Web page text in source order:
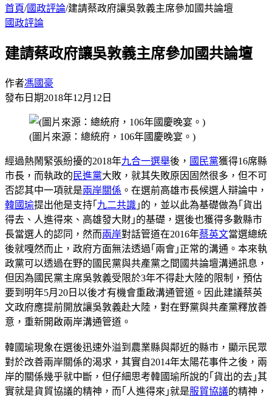
首頁/國政評論/建請蔡政府讓吳敦義主席參加國共論壇
國政評論
建請蔡政府讓吳敦義主席參加國共論壇
作者馮國豪
發布日期2018年12月12日
(圖片來源：總統府，106年國慶晚宴。)
經過熱鬧緊張紛擾的2018年九合一選舉後， 國民黨獲得16席縣
市長，而執政的 民進黨大敗，就其失敗原因固然很多，但不可
否認其中一項就是兩岸關係 。在選前高雄市長候選人辯論中，
韓國瑜提出他是支持｢ 九二共識 ｣的，並以此為基礎做為｢貨出
得去、人進得來、高雄發大財｣的基礎，選後也獲得多數縣市
長當選人的認同，然而兩岸對話管道在2016年蔡英文當選總統
後就嘎然而止，政府方面無法透過｢兩會｣正常的溝通。本來執
政黨可以透過在野的國民黨與共產黨之間國共論壇溝通訊息，
但因為國民黨主席吳敦義受限於3年不得赴大陸的限制，預估
要到明年5月20日以後才有機會重啟溝通管道。因此建議蔡英
文政府應提前開放讓吳敦義赴大陸，對在野黨與共產黨釋放善
意，重新開啟兩岸溝通管道。
韓國瑜現象在選後迅速外溢到農業縣與鄰近的縣市，顯示民眾
對於改善兩岸關係的渴求，其實自2014年太陽花事件之後，兩
岸的關係幾乎就中斷，但仔細思考韓國瑜所說的｢貨出的去｣其
實就是貨貿協議的精神，而｢人進得來｣就是服貿協議的精神，